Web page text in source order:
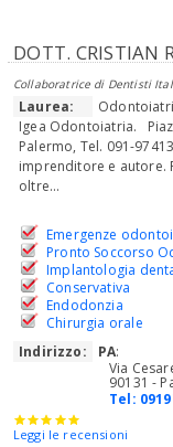
DOTT. CRISTIAN
Collaboratrice di Dentisti
Laurea:
Igea Odontoiatria.
Palermo, Tel. 091-
imprenditore e autore.
oltre...
Emergenze
Pronto Soccorso
Implantologia
Conservativa
Endodonzia
Chirurgia orale
Indirizzo:
PA:
Via
90131 -
Tel:
Leggi le recensioni